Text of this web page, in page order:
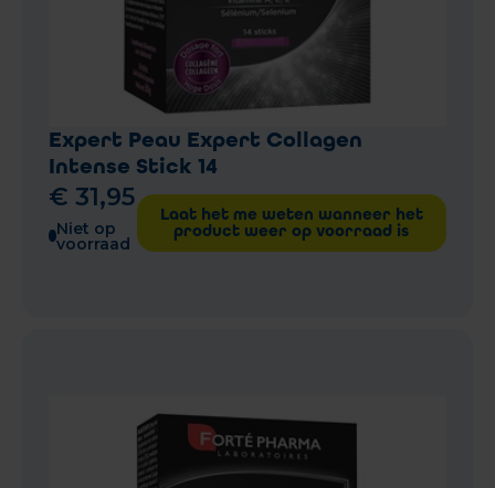
Expert Peau Expert Collagen
Intense Stick 14
€ 31,95
Niet op
voorraad
Laat het me weten wanneer het
product weer op voorraad is